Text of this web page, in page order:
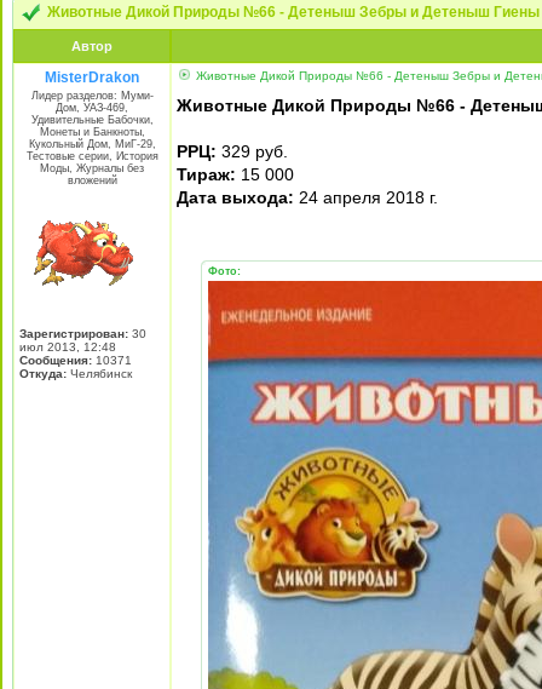
Животные Дикой Природы №66 - Детеныш Зебры и Детеныш Гиены
Автор
MisterDrakon
Лидер разделов: Муми-
Дом, УАЗ-469,
Удивительные Бабочки,
Монеты и Банкноты,
Кукольный Дом, МиГ-29,
Тестовые серии, История
Моды, Журналы без
вложений
Зарегистрирован: 30
июл 2013, 12:48
Сообщения: 10371
Откуда: Челябинск
Животные Дикой Природы №66 - Детеныш Зебры и
Животные Дикой Природы №66 -
РРЦ: 329 руб.
Тираж: 15 000
Дата выхода: 24 апреля 2018 г.
Фото: